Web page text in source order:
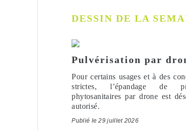
DESSIN DE LA
Pulvérisation par
Pour certains usages et à des
strictes, l’épandage de
phytosanitaires par drone est
autorisé.
Publié le 29 juillet 2026